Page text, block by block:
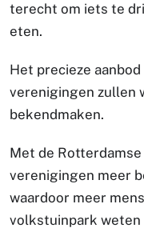
terecht om iets te
eten.
Het precieze
verenigingen zullen
bekendmaken.
Met de
verenigingen meer
waardoor meer
volkstuinpark weten